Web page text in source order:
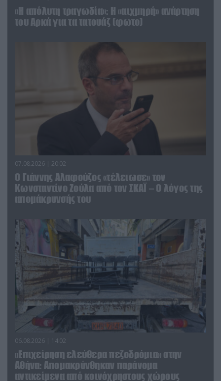
«Η απόλυτη τραγωδία»: Η «αιχμηρή» ανάρτηση
του Αρκά για τα τατουάζ (φωτο)
07.08.2026 | 20:02
Ο Γιάννης Αλαφούζος «τέλειωσε» τον
Κωνσταντίνο Ζούλα από τον ΣΚΑΪ – Ο λόγος της
απομάκρυνσής του
06.08.2026 | 14:02
«Επιχείρηση ελεύθερα πεζοδρόμια» στην
Αθήνα: Απομακρύνθηκαν παράνομα
αντικείμενα από κοινόχρηστους χώρους